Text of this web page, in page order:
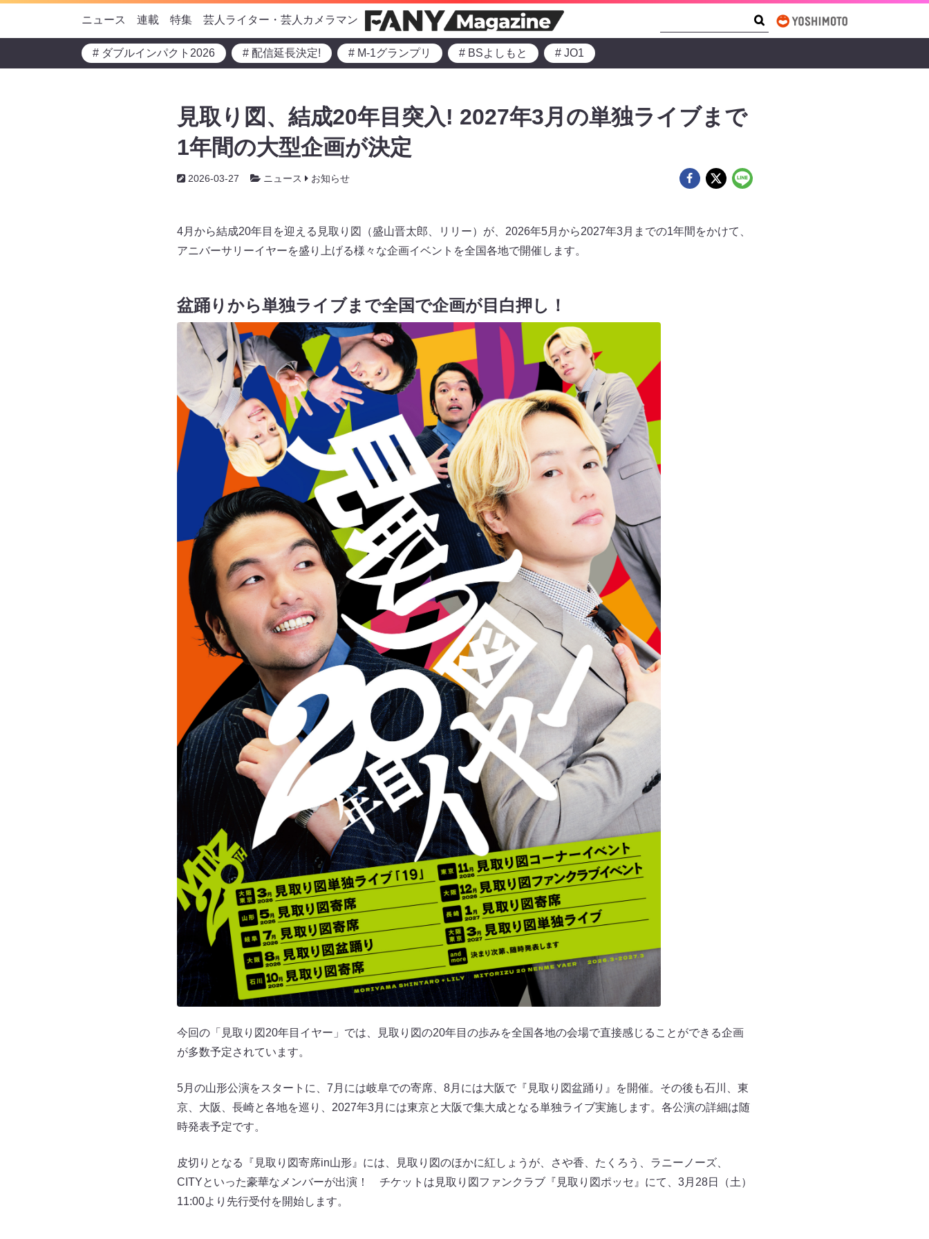
ニュース 連載 特集 芸人ライター・芸人カメラマン
# ダブルインパクト2026 # 配信延長決定! # M-1グランプリ # BSよしもと # JO1
見取り図、結成20年目突入! 2027年3月の単独ライブまで
1年間の大型企画が決定
2026-03-27 ニュース お知らせ
4月から結成20年目を迎える見取り図（盛山晋太郎、リリー）が、2026年5月から2027年3月までの1年間をかけて、
アニバーサリーイヤーを盛り上げる様々な企画イベントを全国各地で開催します。
盆踊りから単独ライブまで全国で企画が目白押し ！
今回の「見取り図20年目イヤー」では、見取り図の20年目の歩みを全国各地の会場で直接感じることができる企画
が多数予定されています。
5月の山形公演をスタートに、7月には岐阜での寄席、8月には大阪で『見取り図盆踊り』を開催。その後も石川、東
京、大阪、長崎と各地を巡り、2027年3月には東京と大阪で集大成となる単独ライブ実施します。各公演の詳細は随
時発表予定です。
皮切りとなる『見取り図寄席in山形』には、見取り図のほかに紅しょうが、さや香、たくろう、ラニーノーズ、
CITYといった豪華なメンバーが出演！ チケットは見取り図ファンクラブ『見取り図ポッセ』にて、3月28日（土）
11:00より先行受付を開始します。